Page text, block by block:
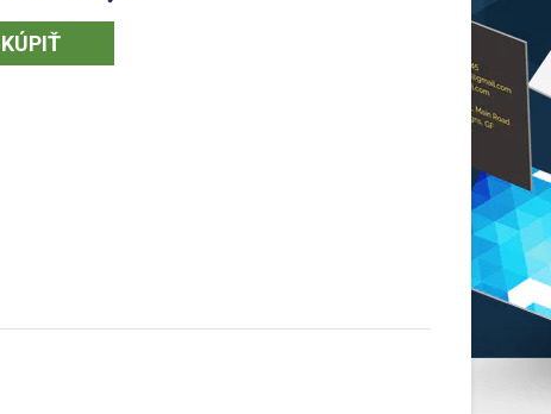
tvar a povrchová úprava
vizitiek
KÚPIŤ